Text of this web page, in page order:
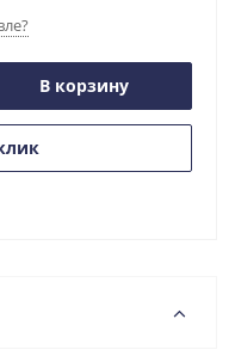
В корзину